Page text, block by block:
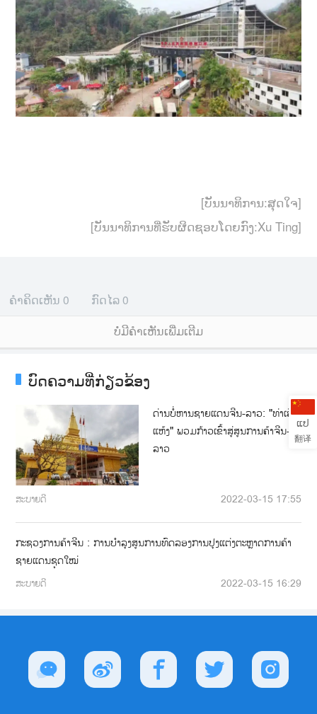
[ບັນນາທິການ:ສຸດໃຈ]
[ບັນນາທິການທີ່ຮັບຜິດຊອບໂດຍກົງ:Xu Ting]
ຄຳຄິດເຫັນ 0 ກົດໄລ 0
ບໍ່ມີຄໍາເຫັນເພີ່ມເຕີມ
ບົດຄວາມທີ່ກ່ຽວຂ້ອງ
ດ່ານບໍ່ຫານຊາຍແດນຈີນ-ລາວ: "ທ່າເຮືອ
ແຫ້ງ" ພວມກ້າວເຂົ້າສູ່ສູນການຄ້າຈີນ-
ລາວ
ສະບາຍດີ 2022-03-15 17:55
ກະຊວງການຄ້າຈີນ : ການບຳລຸງສູນການທົດລອງການປຸງແຕ່ງຕະຫຼາດການຄ້າ
ຊາຍແດນຊຸດໃໝ່
ສະບາຍດີ 2022-03-15 16:29
ແປ
翻译